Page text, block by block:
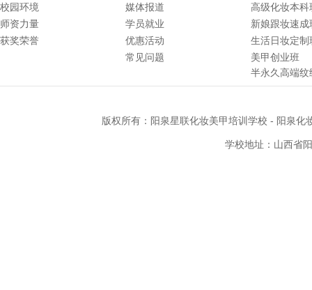
校园环境
媒体报道
高级化妆本科
师资力量
学员就业
新娘跟妆速成
获奖荣誉
优惠活动
生活日妆定制
常见问题
美甲创业班
半永久高端纹
版权所有： 阳泉星联化妆美甲培训学校 - 阳泉化
学校地址：山西省